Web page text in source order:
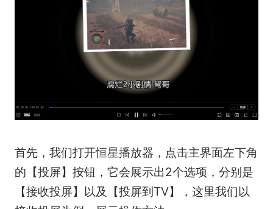
首先，我们打开恒星播放器，点击主界面左下角
的【投屏】按钮，它会展示出2个选项，分别是
【接收投屏】以及【投屏到TV】，这里我们以